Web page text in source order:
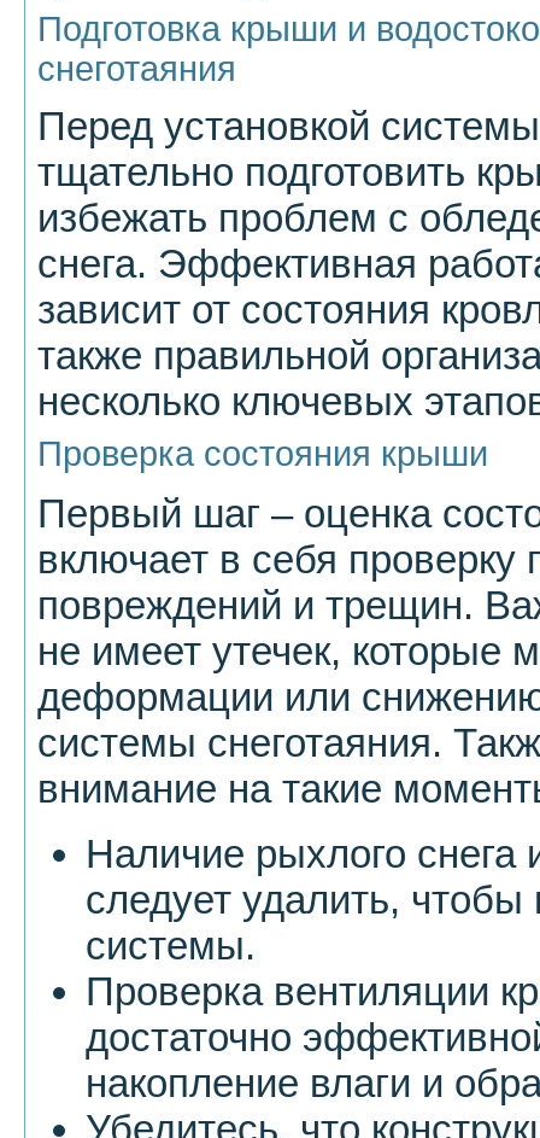
Подготовка крыши и
снеготаяния
Перед установкой
тщательно подготовить
избежать проблем с
снега. Эффективная
зависит от состояния
также правильной
несколько ключевых
Проверка состояния крыши
Первый шаг – оценка
включает в себя проверку
повреждений и трещин.
не имеет утечек, которые
деформации или
системы снеготаяния.
внимание на такие
Наличие рыхлого
следует удалить,
системы.
Проверка вентиляции
достаточно
накопление влаги и
Убедитесь, что